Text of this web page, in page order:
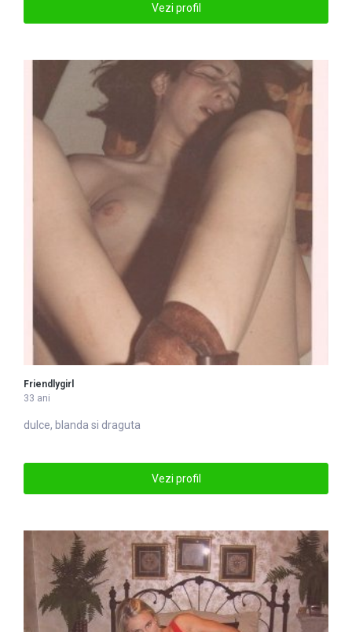
Vezi profil
Friendlygirl
33 ani
dulce, blanda si draguta
Vezi profil